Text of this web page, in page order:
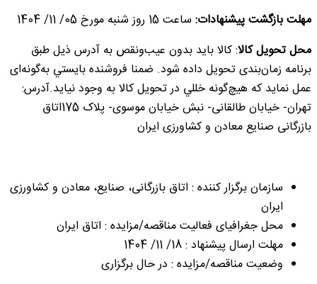
مهلت بازگشت پیشنهادات: ساعت 15 روز شنبه مورخ 05/ 11/ 1404
محلتحويل كالا: کالا باید بدون عیب‌ونقص به آدرس ذيل طبق
برنامه زمان‌بندی تحویل داده شود. ضمنا فروشنده بايستي به‌گونه‌ای
عمل نمايد كه هیچ‌گونه خللي در تحويل كالا به وجود نيايد.آدرس:
تهران- خیابان طالقانی- نبش خیابان موسوی- پلاک 175اتاق
بازرگانی صنایع معادن و کشاورزی ایران
سازمان برگزار کننده : اتاق بازرگانی، صنایع، معادن و کشاورزی
ایران
محل جغرافیای فعالیت مناقصه/مزایده : اتاق ایران
مهلت ارسال پیشنهاد : 18/ 11/ 1404
وضعیت مناقصه/مزایده : در حال برگزاری